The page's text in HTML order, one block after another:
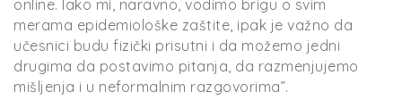
online. Iako mi, naravno, vodimo brigu o svim
merama epidemiološke zaštite, ipak je važno da
učesnici budu fizički prisutni i da možemo jedni
drugima da postavimo pitanja, da razmenjujemo
mišljenja i u neformalnim razgovorima”.